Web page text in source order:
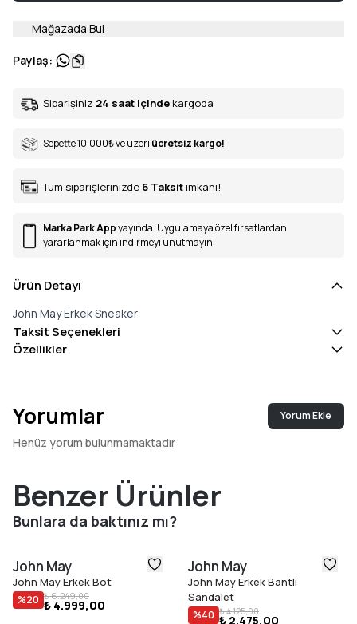
Mağazada Bul
Paylaş:
Siparişiniz 24 saat içinde kargoda
Sepette 10.000₺ve üzeri ücretsiz kargo!
Tüm siparişlerinizde 6 Taksit imkanı!
Marka Park Appyayında. Uygulamaya özel fırsatlardan
yararlanmak için indirmeyi unutmayın
Ürün Detayı
John May Erkek Sneaker
Taksit Seçenekleri
Özellikler
Yorumlar Yorum Ekle
Henüz yorum bulunmamaktadır
Benzer Ürünler
Bunlara da baktınız mı?
John May
John May Erkek Bot
%20 ₺ 6.249,00
₺ 4.999,00
John May
John May Erkek Bantlı
Sandalet
%40 ₺ 4.125,00
₺ 2.475,00